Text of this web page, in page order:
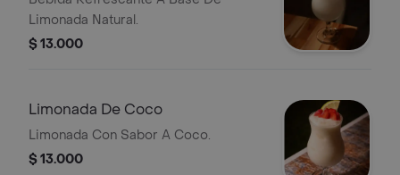
Limonada Natural.
$ 13.000
Limonada De Coco
Limonada Con Sabor A Coco.
$ 13.000